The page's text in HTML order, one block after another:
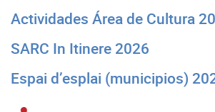
Actividades Área de Cultura
SARC In Itinere 2026
Espai d’esplai (municipios)